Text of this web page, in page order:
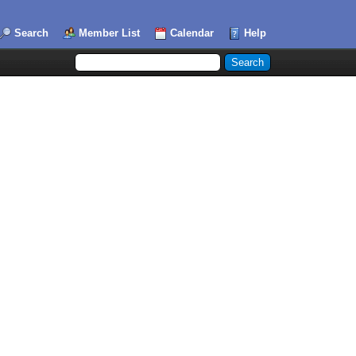
Search Member List Calendar Help